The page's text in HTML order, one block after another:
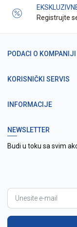
Registrujte
PODACI O KOMPANIJI
KORISNIČKI SERVIS
INFORMACIJE
NEWSLETTER
Budi u toku sa svim